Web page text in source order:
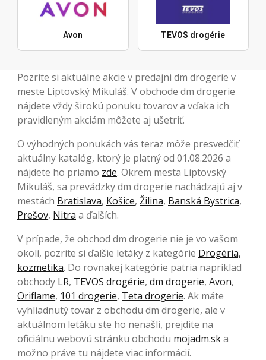
Avon TEVOS drogérie
Pozrite si aktuálne akcie v predajni dm drogerie v
meste Liptovský Mikuláš. V obchode dm drogerie
nájdete vždy širokú ponuku tovarov a vďaka ich
pravidleným akciám môžete aj ušetriť.
O výhodných ponukách vás teraz môže presvedčiť
aktuálny katalóg, ktorý je platný od 01.08.2026 a
nájdete ho priamo zde. Okrem mesta Liptovský
Mikuláš, sa prevádzky dm drogerie nachádzajú aj v
mestách Bratislava, Košice, Žilina, Banská Bystrica,
Prešov, Nitra a ďalších.
V prípade, že obchod dm drogerie nie je vo vašom
okolí, pozrite si ďalšie letáky z kategórie Drogéria,
kozmetika. Do rovnakej kategórie patria napríklad
obchody LR, TEVOS drogérie, dm drogerie, Avon,
Oriflame, 101 drogerie, Teta drogerie. Ak máte
vyhliadnutý tovar z obchodu dm drogerie, ale v
aktuálnom letáku ste ho nenašli, prejdite na
oficiálnu webovú stránku obchodu mojadm.ska
možno práve tu nájdete viac informácií.